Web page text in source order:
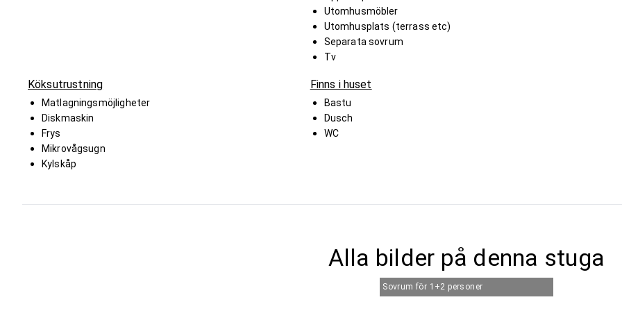
Utomhusmöbler
Utomhusplats (terrass etc)
Separata sovrum
Tv
Köksutrustning
Matlagningsmöjligheter
Diskmaskin
Frys
Mikrovågsugn
Kylskåp
Finns i huset
Bastu
Dusch
WC
Alla bilder på denna stuga
Sovrum för 1+2 personer